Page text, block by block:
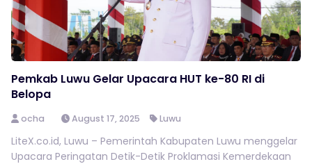
Pemkab Luwu Gelar Upacara HUT ke-80 RI di
Belopa
ocha August 17, 2025 Luwu
LiteX.co.id, Luwu – Pemerintah Kabupaten Luwu menggelar
Upacara Peringatan Detik-Detik Proklamasi Kemerdekaan